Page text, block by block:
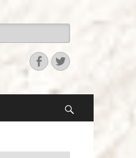
Facebook
Twitter